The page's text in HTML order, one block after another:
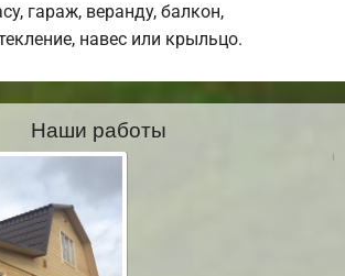
гараж, веранду, балкон,
навес или крыльцо.
Наши работы